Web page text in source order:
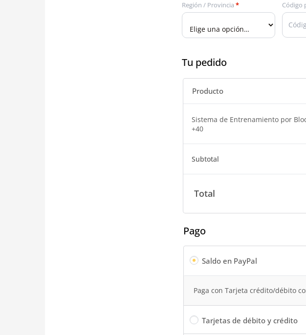
Región / Provincia * Código
Tu pedido
Producto
Sistema de Entrenamiento por
+40
Subtotal
Total
Pago
Saldo en PayPal
Paga con Tarjeta crédito/débito
Tarjetas de débito y crédito